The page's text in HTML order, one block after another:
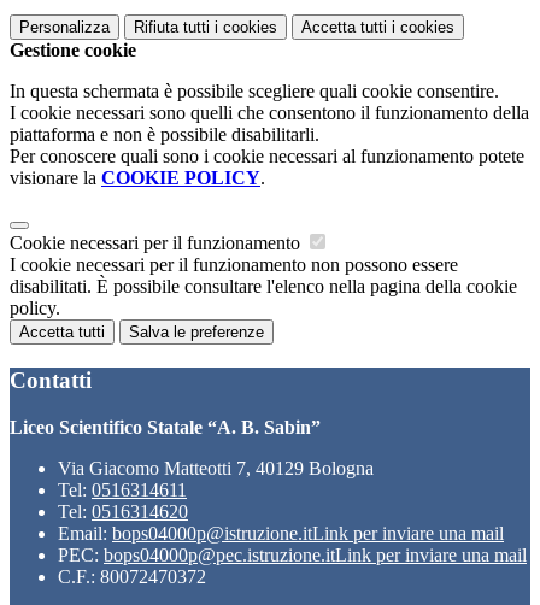
Personalizza Rifiuta tutti i cookies Accetta tutti i cookies
Gestione cookie
In questa schermata è possibile scegliere quali cookie consentire.
I cookie necessari sono quelli che consentono il funzionamento della
piattaforma e non è possibile disabilitarli.
Per conoscere quali sono i cookie necessari al funzionamento potete
visionare la COOKIE POLICY.
Cookie necessari per il funzionamento
I cookie necessari per il funzionamento non possono essere
disabilitati. È possibile consultare l'elenco nella pagina della cookie
policy.
Accetta tutti Salva le preferenze
Contatti
Liceo Scientifico Statale “A. B. Sabin”
Via Giacomo Matteotti 7, 40129 Bologna
Tel: 0516314611
Tel: 0516314620
Email: bops04000p@istruzione.itLink per inviare una mail
PEC: bops04000p@pec.istruzione.itLink per inviare una mail
C.F.: 80072470372